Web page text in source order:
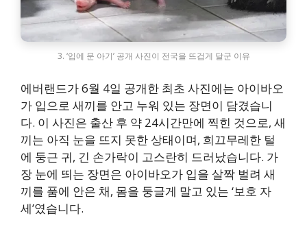
3. ‘입에 문 아기’ 공개 사진이 전국을 뜨겁게 달군 이유
에버랜드가 6월 4일 공개한 최초 사진에는 아이바오
가 입으로 새끼를 안고 누워 있는 장면이 담겼습니
다. 이 사진은 출산 후 약 24시간만에 찍힌 것으로, 새
끼는 아직 눈을 뜨지 못한 상태이며, 희끄무레한 털
에 둥근 귀, 긴 손가락이 고스란히 드러났습니다. 가
장 눈에 띄는 장면은 아이바오가 입을 살짝 벌려 새
끼를 품에 안은 채, 몸을 둥글게 말고 있는 ‘보호 자
세’였습니다.